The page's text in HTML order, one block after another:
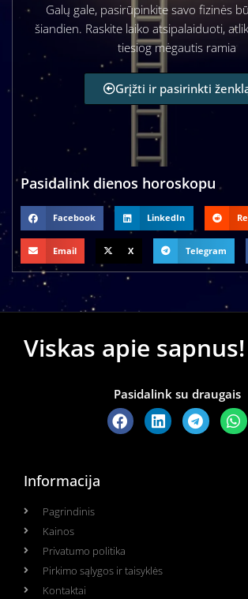
Galų gale, pasirūpinkite savo fizinės
šiandien. Raskite laiko atsipalaiduoti,
tiesiog mėgautis ramia
Grįžti ir pasirinkti
Pasidalink dienos horoskopu
Facebook LinkedIn
Email X Telegram
Viskas apie sapnus!
Pasidalink su draugais
Informacija
Pagrindinis
Kainos
Privatumo politika
Pirkimo sąlygos ir taisyklės
Kontaktai